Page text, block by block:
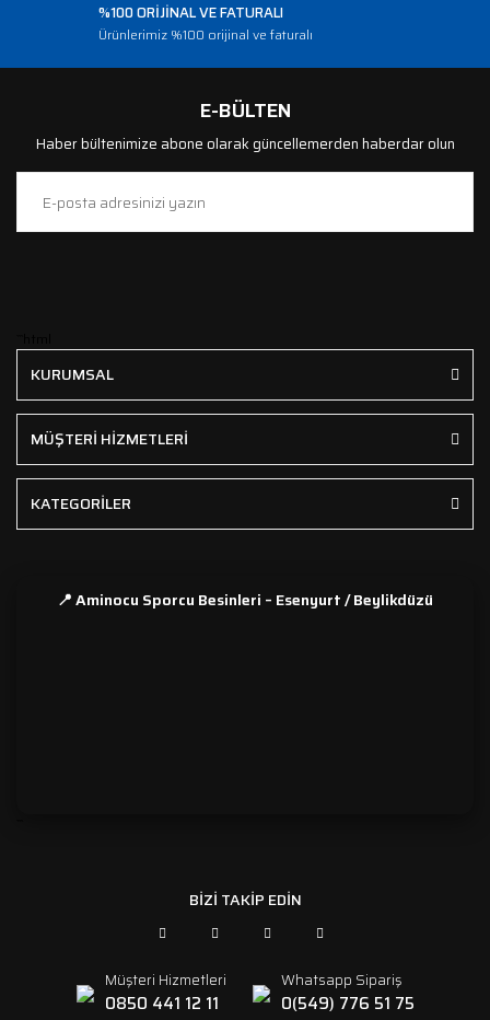
%100 ORİJİNAL VE FATURALI
Ürünlerimiz %100 orijinal ve faturalı
E-BÜLTEN
Haber bültenimize abone olarak güncellemerden haberdar olun
KURUMSAL
MÜŞTERİ HİZMETLERİ
KATEGORİLER
📍 Aminocu Sporcu Besinleri – Esenyurt / Beylikdüzü
BİZİ TAKİP EDİN
Müşteri Hizmetleri
0850 441 12 11
Whatsapp Sipariş
0(549) 776 51 75